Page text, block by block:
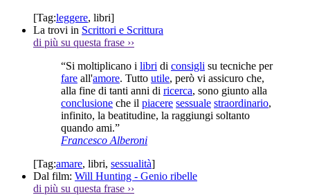
[Tag:leggere, libri]
La trovi in Scrittori e Scrittura
di più su questa frase ››
“Si moltiplicano i libri di consigli su tecniche per
fare all'amore. Tutto utile, però vi assicuro che,
alla fine di tanti anni di ricerca, sono giunto alla
conclusione che il piacere sessuale straordinario,
infinito, la beatitudine, la raggiungi soltanto
quando ami.”
Francesco Alberoni
[Tag:amare, libri, sessualità]
Dal film: Will Hunting - Genio ribelle
di più su questa frase ››